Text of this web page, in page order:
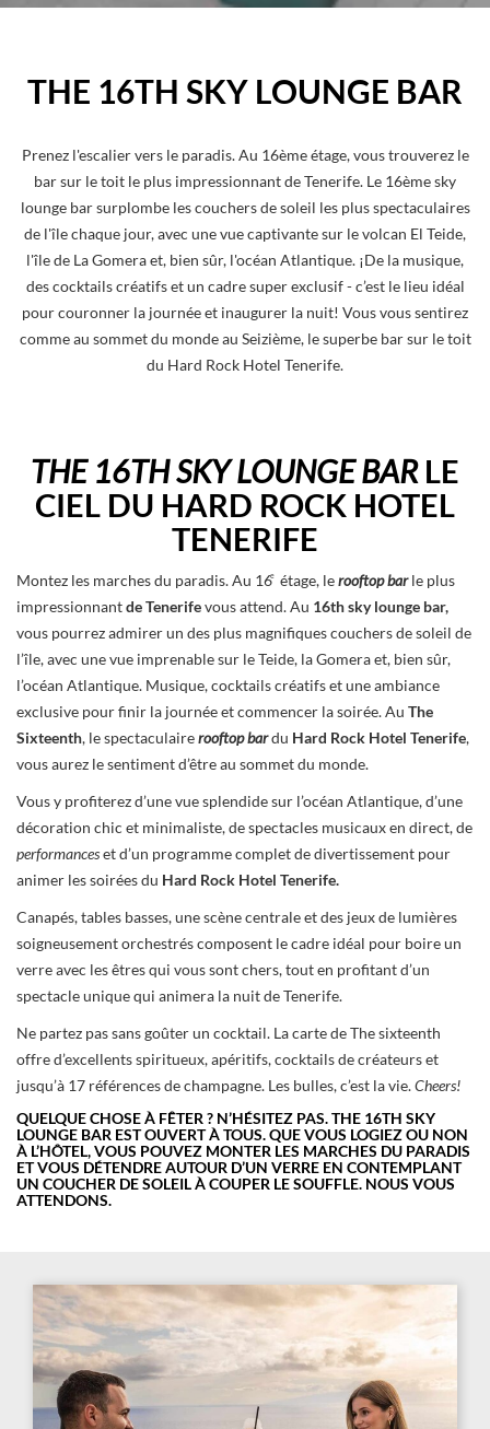
THE 16TH SKY LOUNGE BAR
Prenez l'escalier vers le paradis. Au 16ème étage, vous trouverez le
bar sur le toit le plus impressionnant de Tenerife. Le 16ème sky
lounge bar surplombe les couchers de soleil les plus spectaculaires
de l'île chaque jour, avec une vue captivante sur le volcan El Teide,
l'île de La Gomera et, bien sûr, l'océan Atlantique. ¡De la musique,
des cocktails créatifs et un cadre super exclusif - c’est le lieu idéal
pour couronner la journée et inaugurer la nuit! Vous vous sentirez
comme au sommet du monde au Seizième, le superbe bar sur le toit
du Hard Rock Hotel Tenerife.
THE 16TH SKY LOUNGE BAR LE
CIEL DU HARD ROCK HOTEL
TENERIFE
Montez les marches du paradis. Au 16e étage, lerooftop bar le plus
impressionnantde Tenerifevous attend. Au 16th sky lounge bar,
vous pourrez admirer un des plus magnifiques couchers de soleil de
l’île, avec une vue imprenable sur le Teide, la Gomera et, bien sûr,
l’océan Atlantique. Musique, cocktails créatifs et une ambiance
exclusive pour finir la journée et commencer la soirée. Au The
Sixteenth, le spectaculairerooftop bardu Hard Rock Hotel Tenerife,
vous aurez le sentiment d’être au sommet du monde.
Vous y profiterez d’une vue splendide sur l’océan Atlantique, d’une
décoration chic et minimaliste, de spectacles musicaux en direct, de
performanceset d’un programme complet de divertissement pour
animer les soirées du Hard Rock Hotel Tenerife.
Canapés, tables basses, une scène centrale et des jeux de lumières
soigneusement orchestrés composent le cadre idéal pour boire un
verre avec les êtres qui vous sont chers, tout en profitant d’un
spectacle unique qui animera la nuit de Tenerife.
Ne partez pas sans goûter un cocktail. La carte de The sixteenth
offre d’excellents spiritueux, apéritifs, cocktails de créateurs et
jusqu’à 17 références de champagne. Les bulles, c’est la vie.Cheers!
QUELQUE CHOSE À FÊTER ? N’HÉSITEZ PAS. THE 16TH SKY
LOUNGE BAR EST OUVERT À TOUS.QUE VOUS LOGIEZ OU NON
À L’HÔTEL, VOUS POUVEZ MONTER LES MARCHES DU PARADIS
ET VOUS DÉTENDRE AUTOUR D’UN VERRE EN CONTEMPLANT
UN COUCHER DE SOLEIL À COUPER LE SOUFFLE. NOUS VOUS
ATTENDONS.